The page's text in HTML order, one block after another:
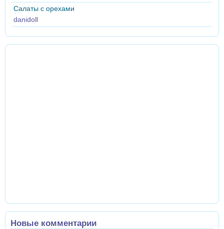
Салаты с орехами
danidoll
Новые комментарии